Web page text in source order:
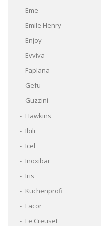
Eme
Emile Henry
Enjoy
Evviva
Faplana
Gefu
Guzzini
Hawkins
Ibili
Icel
Inoxibar
Iris
Kuchenprofi
Lacor
Le Creuset